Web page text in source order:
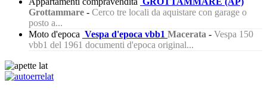
Grottammare - Cerco tre locali da aquistare con garage o
posto a...
Moto d'epoca Vespa d'epoca vbb1 Macerata - Vespa 150
vbb1 del 1961 documenti d'epoca original...